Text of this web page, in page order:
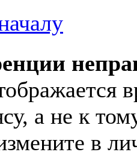
а не к
в